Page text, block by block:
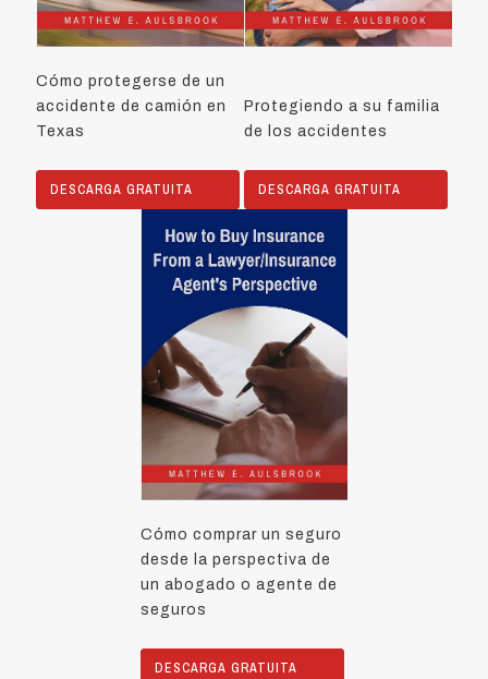
Cómo protegerse de un
accidente de camión en
Texas
DESCARGA GRATUITA
Protegiendo a su familia
de los accidentes
DESCARGA GRATUITA
Cómo comprar un seguro
desde la perspectiva de
un abogado o agente de
seguros
DESCARGA GRATUITA